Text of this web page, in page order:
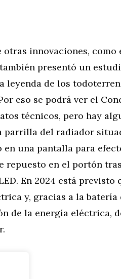
otras innovaciones,
presentó un
leyenda de los
eso se podrá ver el
técnicos, pero hay
parrilla del radiador
en una pantalla para
repuesto en el portón
En 2024 está previsto
y, gracias a la
de la energía eléctrica,